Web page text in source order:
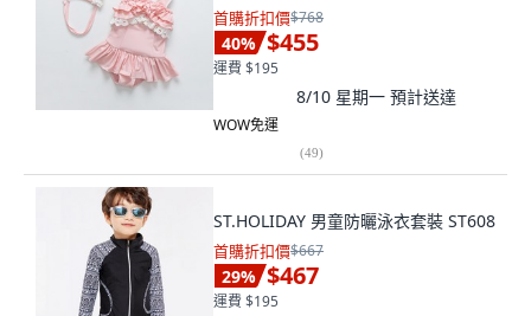
首購折扣價$768
40% $455
運費 $195
8/10 星期一 預計送達
WOW免運
(49)
ST.HOLIDAY 男童防曬泳衣套裝 ST608
首購折扣價$667
29% $467
運費 $195